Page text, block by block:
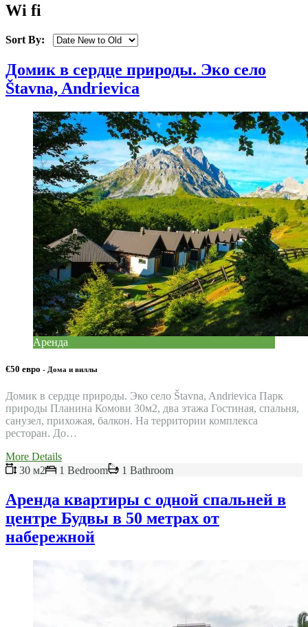
Wi fi
Sort By:
Домик в сердце природы. Эко село
Štavna, Andrievica
Аренда
€50 евро - Дома и виллы
Домик в сердце природы. Эко село Štavna, Andrievica Парк
природы Планина Комови 30м2, два этажа Гостиная, спальня,
санузел, прихожая, балкон. На территории комплекса
ресторан. До…
More Details
30 м2
1 Bedroom 1 Bathroom
Аренда квартиры с одной спальней в
центре Будвы в 50 метрах от
набережной